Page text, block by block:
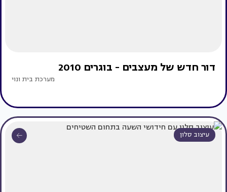
דור חדש של מעצבים - בוגרים 2010
מערכת בית ונוי
עיצוב סלון